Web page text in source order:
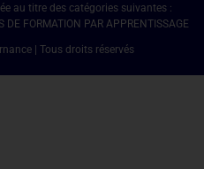
au titre des catégories suivantes :
FORMATION PAR APPRENTISSAGE
| Tous droits réservés